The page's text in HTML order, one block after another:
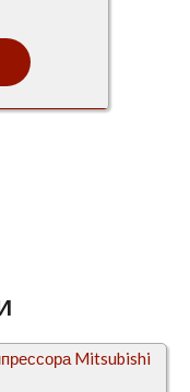
Mitsubishi